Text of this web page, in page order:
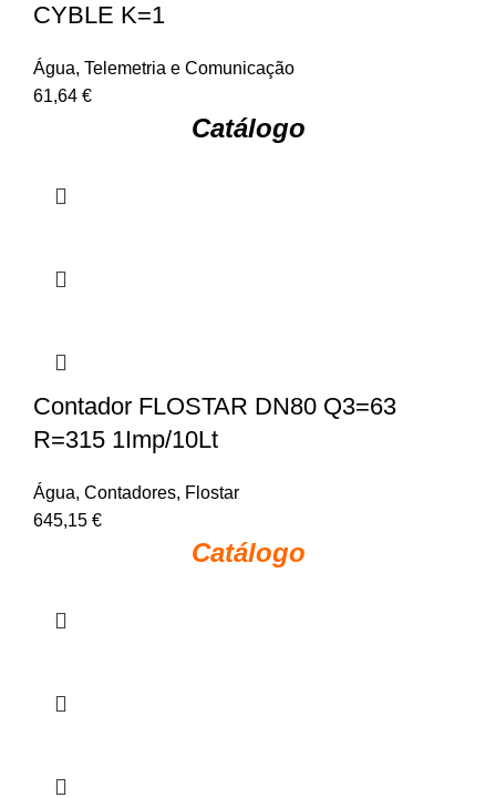
CYBLE K=1
Água, Telemetria e Comunicação
61,64 €
Catálogo
Contador FLOSTAR DN80 Q3=63
R=315 1Imp/10Lt
Água, Contadores, Flostar
645,15 €
Catálogo